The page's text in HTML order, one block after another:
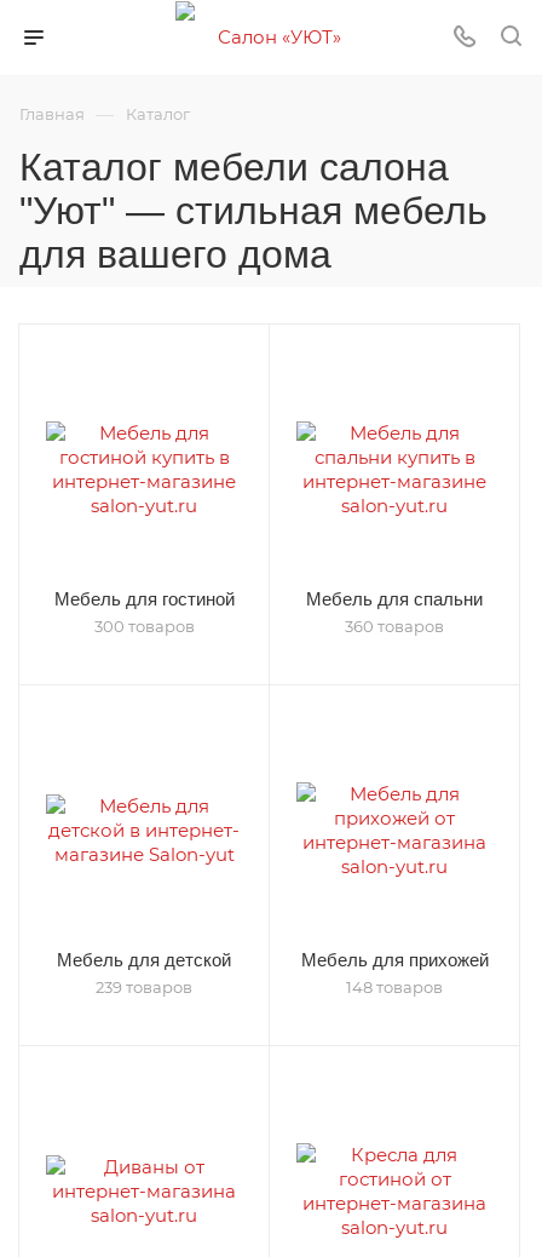
Главная — Каталог
Каталог мебели салона
"Уют" — стильная мебель
для вашего дома
Мебель для гостиной
300 товаров
Мебель для спальни
360 товаров
Мебель для детской
239 товаров
Мебель для прихожей
148 товаров